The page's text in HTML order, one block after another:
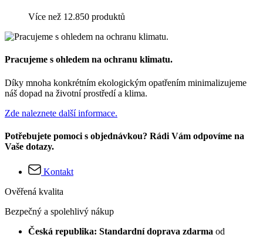
Více než 12.850 produktů
Pracujeme s ohledem na ochranu klimatu.
Díky mnoha konkrétním ekologickým opatřením minimalizujeme
náš dopad na životní prostředí a klima.
Zde naleznete další informace.
Potřebujete pomoci s objednávkou? Rádi Vám odpovíme na
Vaše dotazy.
Kontakt
Ověřená kvalita
Bezpečný a spolehlivý nákup
Česká republika: Standardní doprava zdarma od